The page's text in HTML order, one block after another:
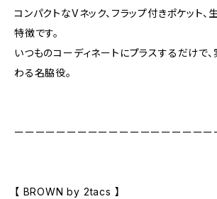
コンパクトなVネック、フラップ付きポケット
特徴です。
いつものコーディネートにプラスするだけで
わる名脇役。
ーーーーーーーーーーーーーーーーーーー
【 BROWN by 2tacs 】